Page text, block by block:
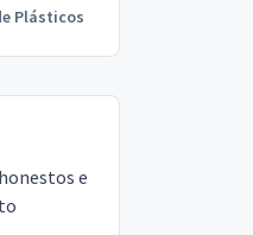
Plásticos
e